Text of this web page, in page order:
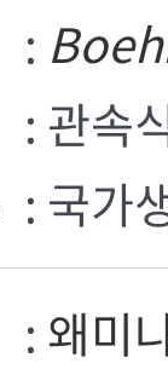
:
: 관속
: 국가
: 왜미